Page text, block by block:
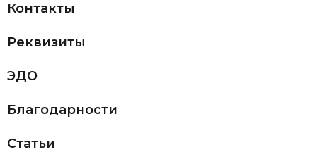
Контакты
Реквизиты
ЭДО
Благодарности
Статьи